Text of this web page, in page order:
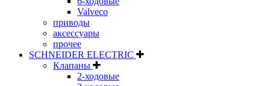
Valveco
приводы
аксессуары
прочее
SCHNEIDER ELECTRIC
Клапаны
2-ходовые